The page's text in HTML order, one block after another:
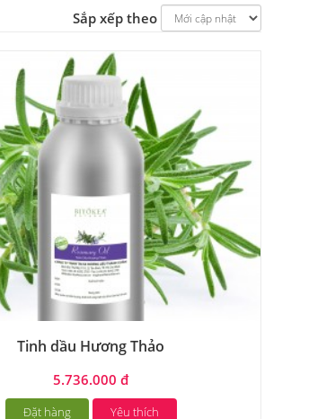
Sắp xếp theo
Tinh dầu Hương Thảo
5.736.000 đ
Đặt hàng Yêu thích